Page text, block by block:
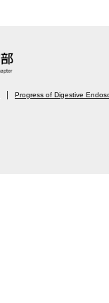
Progress of Digestive